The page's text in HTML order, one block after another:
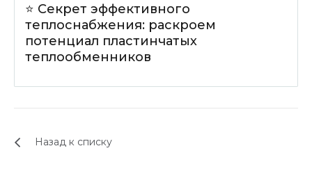
⭐️ Секрет эффективного
теплоснабжения: раскроем
потенциал пластинчатых
теплообменников
Назад к списку